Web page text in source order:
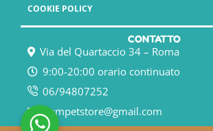
COOKIE POLICY
CONTATTO
Via del Quartaccio 34 – Roma
9:00-20:00 orario continuato
06/94807252
humpetstore@gmail.com